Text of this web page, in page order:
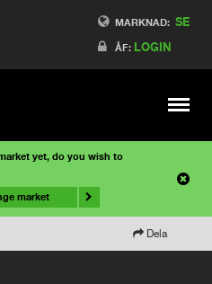
MARKNAD: SE
ÅF: LOGIN
Meny
yet, do you wish to
market
Dela